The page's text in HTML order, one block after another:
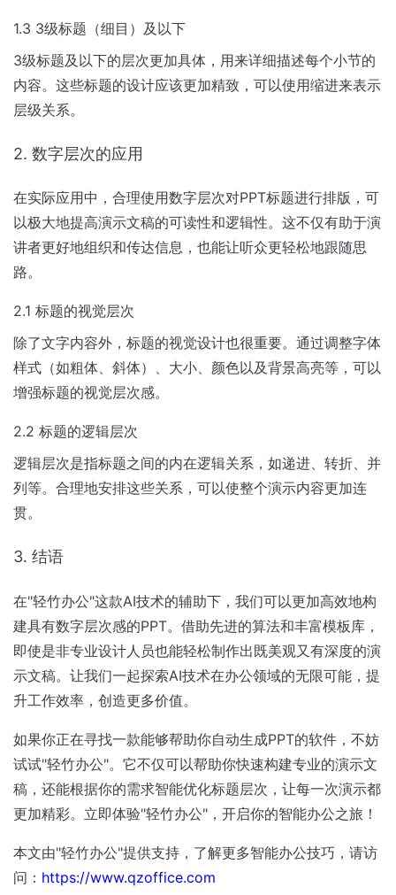
1.3 3级标题（细目）及以下
3级标题及以下的层次更加具体，用来详细描述每个小节的
内容。这些标题的设计应该更加精致，可以使用缩进来表示
层级关系。
2. 数字层次的应用
在实际应用中，合理使用数字层次对PPT标题进行排版，可
以极大地提高演示文稿的可读性和逻辑性。这不仅有助于演
讲者更好地组织和传达信息，也能让听众更轻松地跟随思
路。
2.1 标题的视觉层次
除了文字内容外，标题的视觉设计也很重要。通过调整字体
样式（如粗体、斜体）、大小、颜色以及背景高亮等，可以
增强标题的视觉层次感。
2.2 标题的逻辑层次
逻辑层次是指标题之间的内在逻辑关系，如递进、转折、并
列等。合理地安排这些关系，可以使整个演示内容更加连
贯。
3. 结语
在"轻竹办公"这款AI技术的辅助下，我们可以更加高效地构
建具有数字层次感的PPT。借助先进的算法和丰富模板库，
即使是非专业设计人员也能轻松制作出既美观又有深度的演
示文稿。让我们一起探索AI技术在办公领域的无限可能，提
升工作效率，创造更多价值。
如果你正在寻找一款能够帮助你自动生成PPT的软件，不妨
试试"轻竹办公"。它不仅可以帮助你快速构建专业的演示文
稿，还能根据你的需求智能优化标题层次，让每一次演示都
更加精彩。立即体验"轻竹办公"，开启你的智能办公之旅！
本文由"轻竹办公"提供支持，了解更多智能办公技巧，请访
问： https://www.qzoffice.com